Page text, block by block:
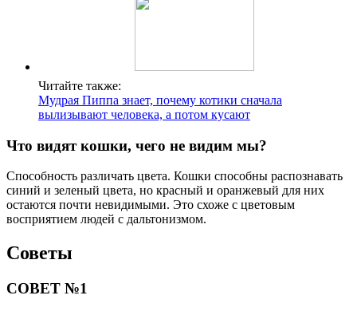
Читайте также:
Мудрая Пиппа знает, почему котики сначала
вылизывают человека, а потом кусают
Что видят кошки, чего не видим мы?
Способность различать цвета. Кошки способны распознавать
синий и зеленый цвета, но красный и оранжевый для них
остаются почти невидимыми. Это схоже с цветовым
восприятием людей с дальтонизмом.
Советы
СОВЕТ №1